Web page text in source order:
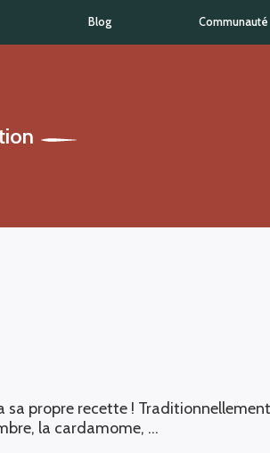
Blog Communauté
sa propre recette !
la cardamome, …